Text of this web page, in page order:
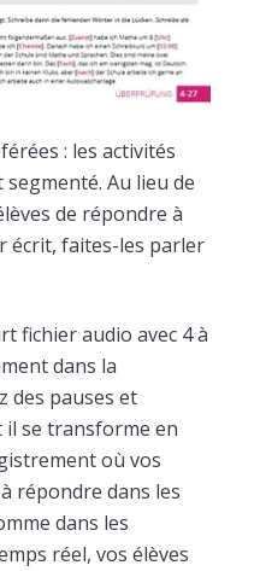
: les activités
Au lieu de
de répondre à
écrit, faites-les parler
fichier audio avec 4 à
dans la
des pauses et
il se transforme en
où vos
répondre dans les
dans les
réel, vos élèves